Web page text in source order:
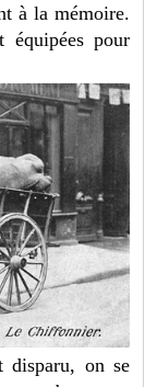
à la mémoire.
équipées pour
disparu, on se